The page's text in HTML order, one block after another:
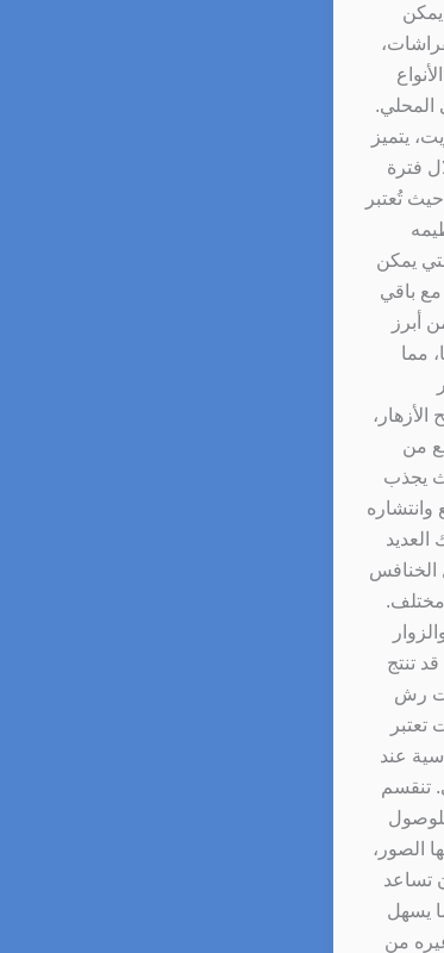
المحلي.
يتميز
فترة
تُعتبر
يمكن
مع باقي
أبرز
مما
من
يجذب
وانتشاره
العديد
الخنافس
مختلف.
تنتج
رش
عند
تنقسم
الصور،
تساعد
يسهل
من